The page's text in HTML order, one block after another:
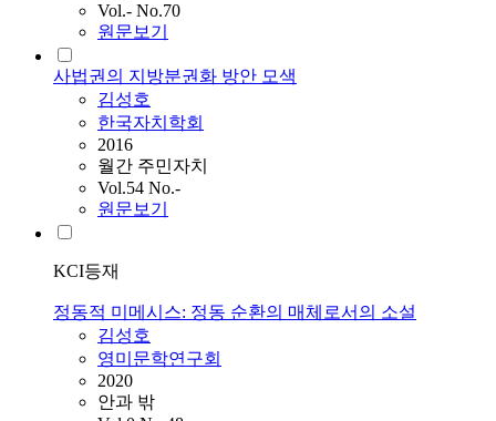
Vol.- No.70
원문보기
사법권의 지방분권화 방안 모색
김성호
한국자치학회
2016
월간 주민자치
Vol.54 No.-
원문보기
KCI등재
정동적 미메시스: 정동 순환의 매체로서의 소설
김성호
영미문학연구회
2020
안과 밖